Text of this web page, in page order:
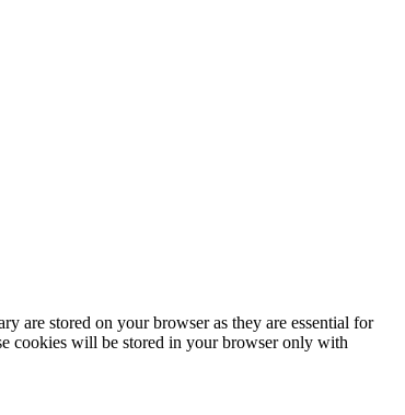
are stored on your browser as they are essential for
cookies will be stored in your browser only with